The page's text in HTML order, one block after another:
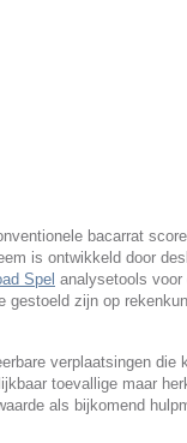
bacarrat
is ontwikkeld door
Spel analysetools voor
gestoeld zijn op
verplaatsingen die
toevallige maar
als bijkomend